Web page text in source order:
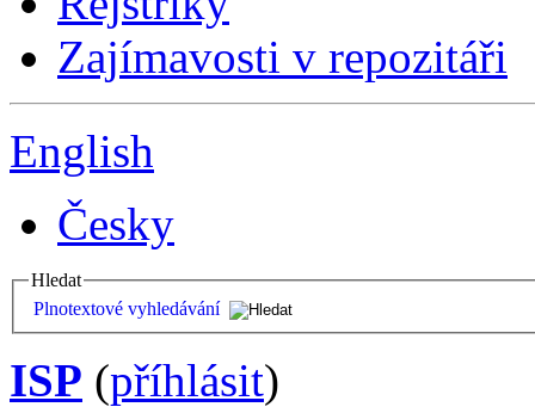
Zajímavosti v repozitáři
English
Česky
Hledat
Plnotextové vyhledávání
ISP (příhlásit)